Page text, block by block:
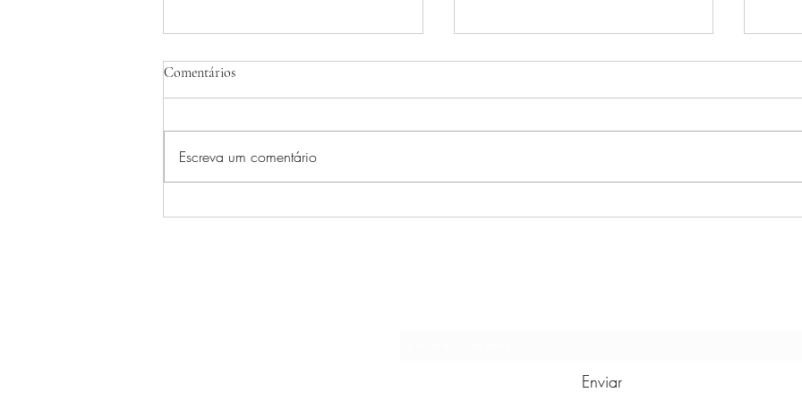
Jorge, um brasileiro
Vendaval
Comentários
Escreva um comentário
Enviar